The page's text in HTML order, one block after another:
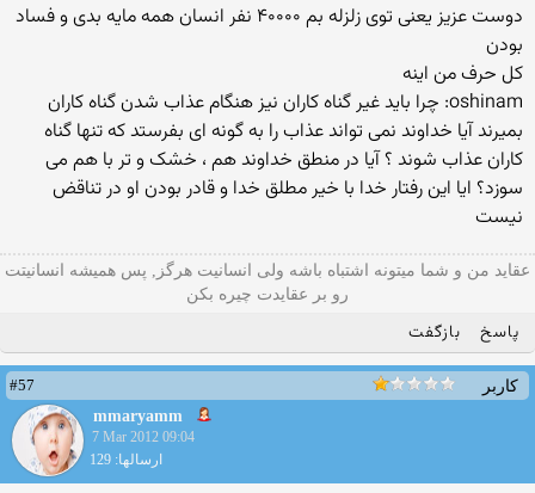
دوست عزیز یعنی توی زلزله بم ۴۰۰۰۰ نفر انسان همه مایه بدی و فساد
بودن
کل حرف من اینه
oshinam: چرا باید غیر گناه کاران نیز هنگام عذاب شدن گناه کاران
بمیرند آیا خداوند نمی تواند عذاب را به گونه ای بفرستد که تنها گناه
کاران عذاب شوند ؟ آیا در منطق خداوند هم ، خشک و تر با هم می
سوزد؟ ایا این رفتار خدا با خیر مطلق خدا و قادر بودن او در تناقض
نیست
عقاید من و شما میتونه اشتباه باشه ولی انسانیت هرگز, پس همیشه انسانیتت
رو بر عقایدت چیره بکن
پاسخ بازگفت
کاربر
#57
mmaryamm
7 Mar 2012 09:04
ارسالها: 129